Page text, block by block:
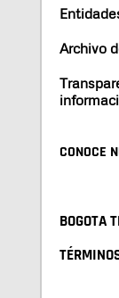
Archivo
CONOCE
BOGOTA